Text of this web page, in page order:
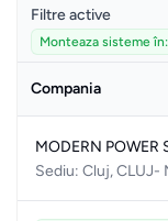
Filtre active
Monteaza sisteme în:
Compania
MODERN POWER
Sediu: Cluj, CLUJ-